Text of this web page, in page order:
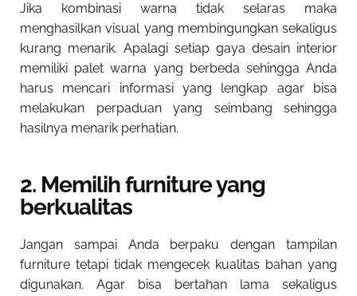
Jika kombinasi warna tidak selaras maka
menghasilkan visual yang membingungkan sekaligus
kurang menarik. Apalagi setiap gaya desain interior
memiliki palet warna yang berbeda sehingga Anda
harus mencari informasi yang lengkap agar bisa
melakukan perpaduan yang seimbang sehingga
hasilnya menarik perhatian.
2. Memilih furniture yang
berkualitas
Jangan sampai Anda berpaku dengan tampilan
furniture tetapi tidak mengecek kualitas bahan yang
digunakan. Agar bisa bertahan lama sekaligus